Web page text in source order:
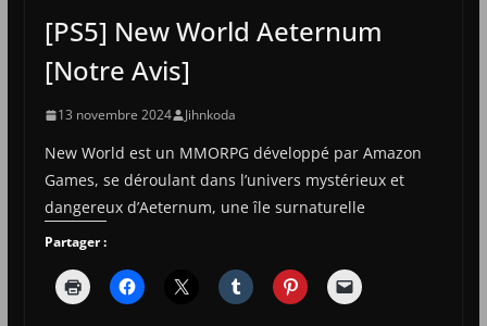
[PS5] New World Aeternum
[Notre Avis]
13 novembre 2024 Jihnkoda
New World est un MMORPG développé par Amazon
Games, se déroulant dans l’univers mystérieux et
dangereux d’Aeternum, une île surnaturelle
Partager :